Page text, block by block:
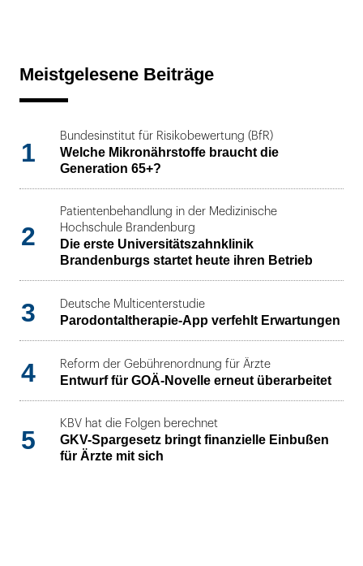
Meistgelesene Beiträge
1
Bundesinstitut für Risikobewertung (BfR)
Welche Mikronährstoffe braucht die
Generation 65+?
2
Patientenbehandlung in der Medizinische
Hochschule Brandenburg
Die erste Universitätszahnklinik
Brandenburgs startet heute ihren Betrieb
3 Deutsche Multicenterstudie
Parodontaltherapie-App verfehlt Erwartungen
4 Reform der Gebührenordnung für Ärzte
Entwurf für GOÄ-Novelle erneut überarbeitet
5
KBV hat die Folgen berechnet
GKV-Spargesetz bringt finanzielle Einbußen
für Ärzte mit sich